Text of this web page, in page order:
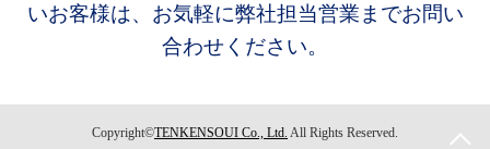
いお客様は、お気軽に弊社担当営業までお問い
合わせください。
Copyright©TENKENSOUI Co., Ltd. All Rights Reserved.